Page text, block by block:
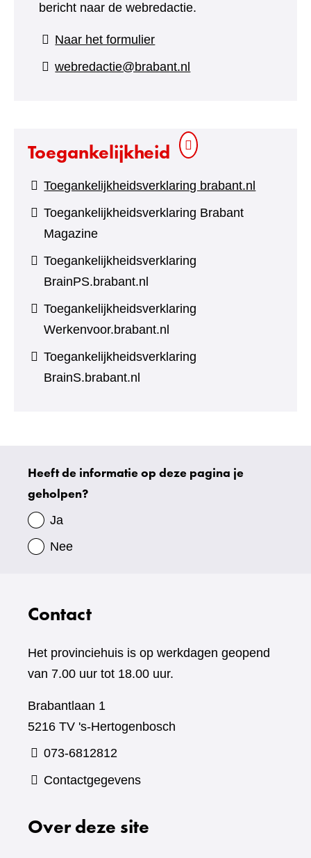
bericht naar de webredactie.
Naar het formulier(verwijst
naar
webredactie@brabant.nl
Toegankelijkheid
Toegankelijkheidsverklaring brabant.nl
Toegankelijkheidsverklaring Brabant
Magazine
Toegankelijkheidsverklaring
BrainPS.brabant.nl
Toegankelijkheidsverklaring
Werkenvoor.brabant.nl
Toegankelijkheidsverklaring
BrainS.brabant.nl
Uw
gegevens
Heeft de informatie op deze pagina je
geholpen?
Ja
Nee
Contact
Het provinciehuis is op werkdagen geopend
van 7.00 uur tot 18.00 uur.
Brabantlaan 1
5216 TV 's-Hertogenbosch
073-6812812
Contactgegevens
Over deze site